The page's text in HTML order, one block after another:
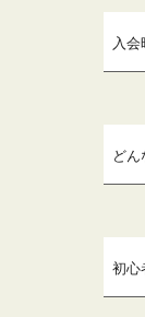
入会
ど
初心